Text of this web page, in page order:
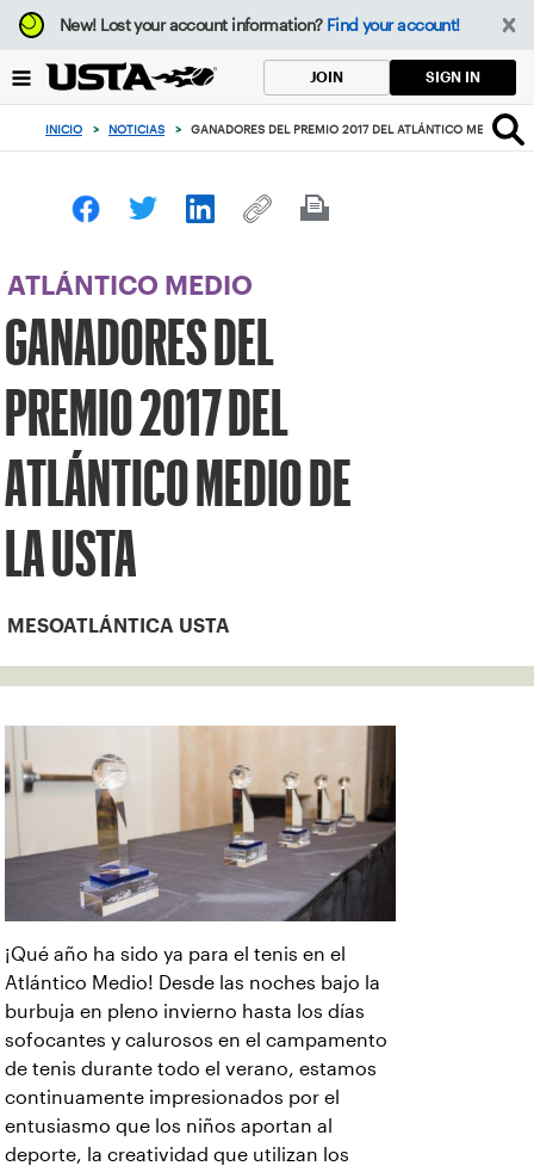
Enfoque
desde
botón
volver
principio
New!Lost your account information? Find your account!
JOIN SIGN IN
INICIO > NOTICIAS > GANADORES DEL PREMIO 2017 DEL ATLÁNTICO MEDIO DE
ATLÁNTICO MEDIO
GANADORES DEL
PREMIO 2017 DEL
ATLÁNTICO MEDIO DE
LA USTA
MESOATLÁNTICA USTA
¡Qué año ha sido ya para el tenis en el
Atlántico Medio! Desde las noches bajo la
burbuja en pleno invierno hasta los días
sofocantes y calurosos en el campamento
de tenis durante todo el verano, estamos
continuamente impresionados por el
entusiasmo que los niños aportan al
deporte, la creatividad que utilizan los